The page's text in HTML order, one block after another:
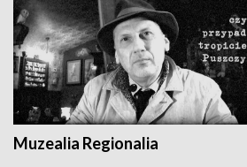
Muzealia Regionalia